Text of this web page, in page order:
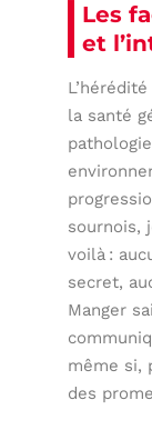
Les
et
la santé
sournois,
voilà :
secret,
Manger
même si,
des